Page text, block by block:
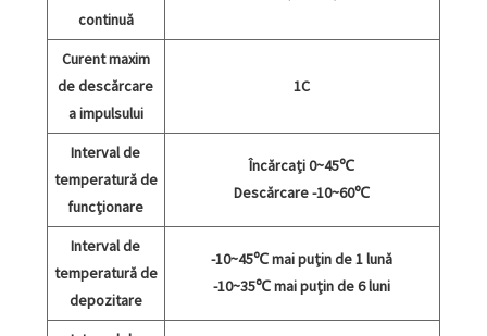
continuă
Curent maxim
de descărcare
a impulsului
1C
Interval de
temperatură de
funcționare
Încărcați 0~45℃
Descărcare -10~60℃
Interval de
temperatură de
depozitare
-10~45℃ mai puțin de 1 lună
-10~35℃ mai puțin de 6 luni